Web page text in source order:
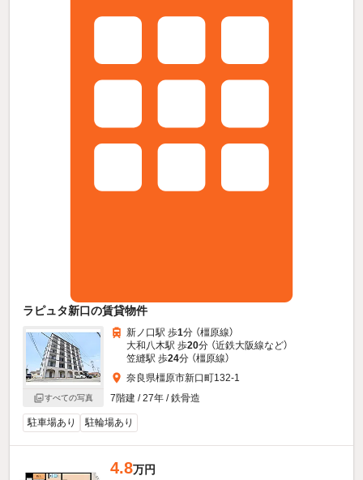
ラピュタ新口の賃貸物件
すべての写真
新ノ口駅 歩1分 （橿原線）
大和八木駅 歩20分 （近鉄大阪線など）
笠縫駅 歩24分 （橿原線）
奈良県橿原市新口町132-1
7階建 / 27年 / 鉄骨造
駐車場あり 駐輪場あり
4.8万円